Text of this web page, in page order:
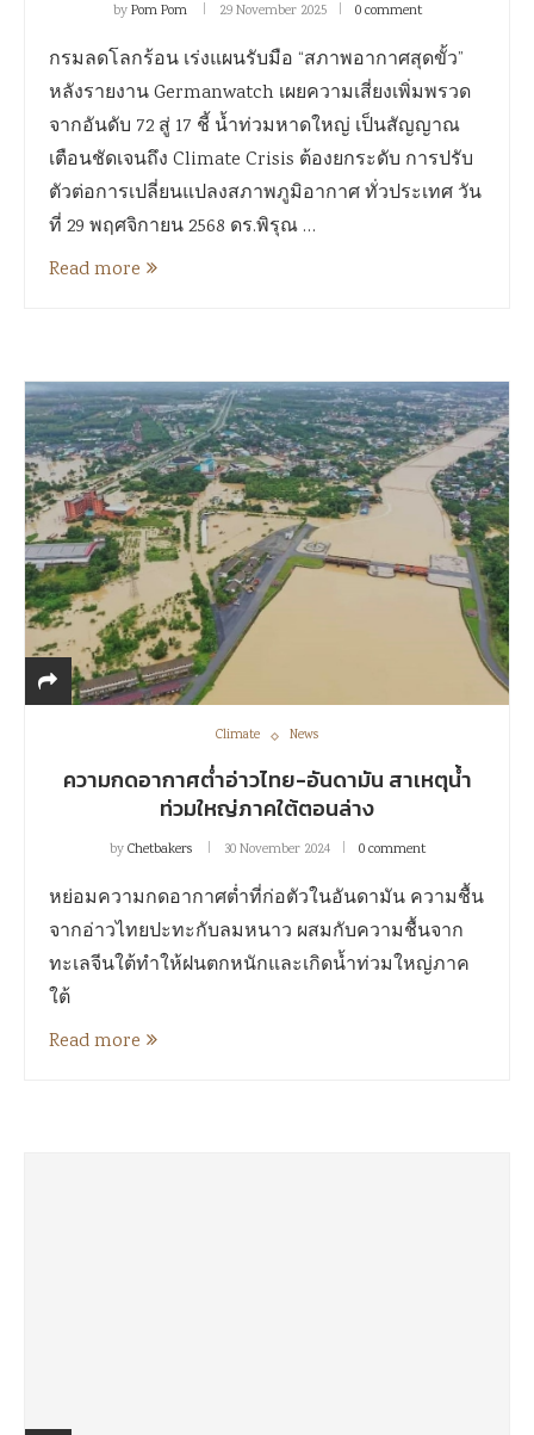
byPom Pom 29 November 2025 0 comment
กรมลดโลกร้อน เร่งแผนรับมือ “สภาพอากาศสุดขั้ว”
หลังรายงาน Germanwatch เผยความเสี่ยงเพิ่มพรวด
จากอันดับ 72 สู่ 17 ชี้ น้ำท่วมหาดใหญ่ เป็นสัญญาณ
เตือนชัดเจนถึง Climate Crisis ต้องยกระดับ การปรับ
ตัวต่อการเปลี่ยนแปลงสภาพภูมิอากาศ ทั่วประเทศ วัน
ที่ 29 พฤศจิกายน 2568 ดร.พิรุณ …
Read more
Climate News
ความกดอากาศต่ำอ่าวไทย-อันดามัน สาเหตุน้ำ
ท่วมใหญ่ภาคใต้ตอนล่าง
byChetbakers 30 November 2024 0 comment
หย่อมความกดอากาศต่ำที่ก่อตัวในอันดามัน ความชื้น
จากอ่าวไทยปะทะกับลมหนาว ผสมกับความชื้นจาก
ทะเลจีนใต้ทำให้ฝนตกหนักและเกิดน้ำท่วมใหญ่ภาค
ใต้
Read more